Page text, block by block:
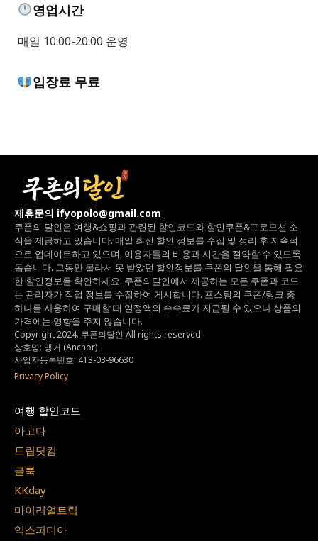
영업시간
매일 10:00-20:00 운영
입장료 무료
제휴문의 ifyopolo@gmail.com
쿠폰의 달인은 여행&쇼핑과 관련된 할인코드와 할인쿠폰&프로모션 소
식을 제공하고 있습니다. 매일 최신 할인 정보를 수집 및 정리 후 지속적
으로 업데이트하고 있으며, 이용자들의 비용과 시간을 절약할 수 있도록
돕습니다. 그동안 몰라서 못 받았던 할인정보를 쿠폰의 달인을 통해 필요
한 할인정보를 확인하세요. 쿠폰의달인에서 제공하는 모든 쿠폰과 코드
는 관리자가 직접 정보를 수집하여 게시합니다. 포스팅의 쿠폰/링크 중
하나를 사용하여 구매할 때 일정액의 수수료가 지급될 수 있으나상품의
가격에는 영향을 주지 않습니다.
Copyright 2024. 쿠폰의달인 All rights reserved.
상호명: 앵커 (Anchor)
사업자등록번호: 413-03-96630
Privacy Policy
여행 할인코드
아고다
트립닷컴
클룩
KKday
마이리얼트립
익스피디아